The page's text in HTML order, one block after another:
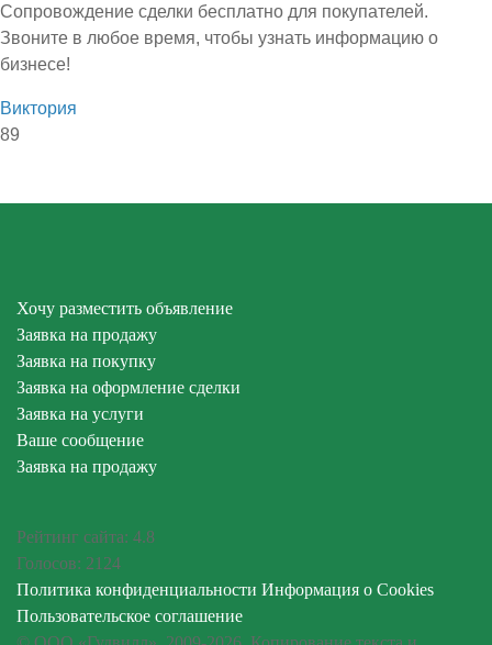
Сопровождение сделки бесплатно для покупателей.
Звоните в любое время, чтобы узнать информацию о
бизнесе!
Виктория
89
Хочу разместить объявление
Заявка на продажу
Заявка на покупку
Заявка на оформление сделки
Заявка на услуги
Ваше сообщение
Заявка на продажу
Рейтинг сайта: 4.8
Голосов: 2124
Политика конфиденциальности Информация о Cookies
Пользовательское соглашение